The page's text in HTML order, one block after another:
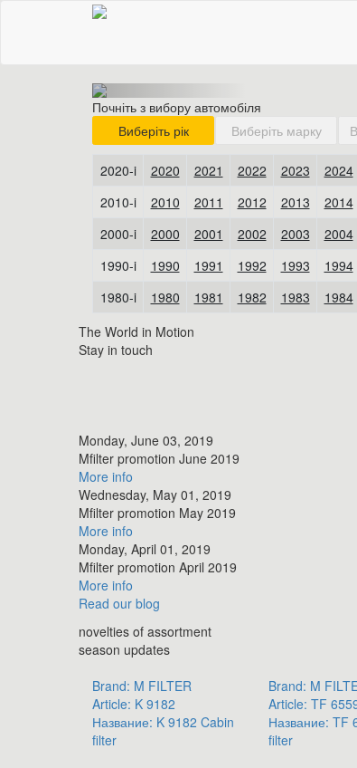
Почніть з вибору автомобіля
The World in Motion
Stay in touch
Monday, June 03, 2019
​Mfilter promotion June 2019
More info
Wednesday, May 01, 2019
​Mfilter promotion May 2019
More info
Monday, April 01, 2019
​Mfilter promotion April 2019
More info
Read our blog
novelties of assortment
season updates
Brand: M FILTER
Article: K 9182
Название: K 9182 Cabin
filter
Brand: M
Article: TF
Название: TF
filter